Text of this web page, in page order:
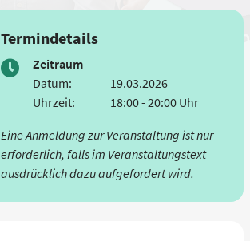
Termindetails
Zeitraum
Datum:
19.03.2026
Uhrzeit:
18:00 - 20:00 Uhr
Eine Anmeldung zur Veranstaltung ist nur
erforderlich, falls im Veranstaltungstext
ausdrücklich dazu aufgefordert wird.